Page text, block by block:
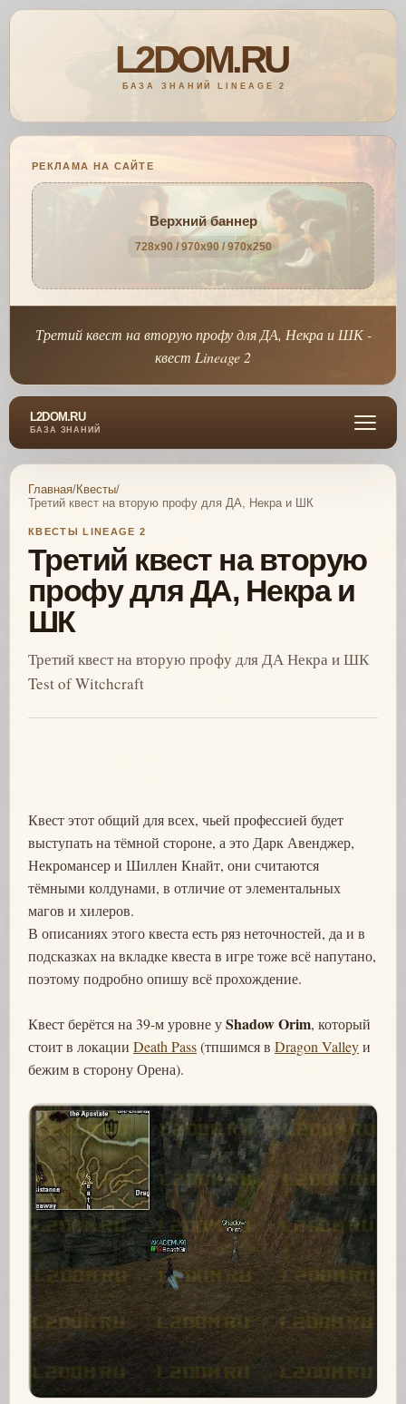
РЕКЛАМА НА САЙТЕ
Верхний баннер
728x90 / 970x90 / 970x250
Третий квест на вторую профу для ДА, Некра и ШК -
квест Lineage 2
L2DOM.RU
БАЗА ЗНАНИЙ
Главная/Квесты/
Третий квест на вторую профу для ДА, Некра и ШК
КВЕСТЫ LINEAGE 2
Третий квест на вторую
профу для ДА, Некра и
ШК
Третий квест на вторую профу для ДА Некра и ШК
Test of Witchcraft
Квест этот общий для всех, чьей профессией будет
выступать на тёмной стороне, а это Дарк Авенджер,
Некромансер и Шиллен Кнайт, они считаются
тёмными колдунами, в отличие от элементальных
магов и хилеров.
В описаниях этого квеста есть ряз неточностей, да и в
подсказках на вкладке квеста в игре тоже всё напутано,
поэтому подробно опишу всё прохождение.
Квест берётся на 39-м уровне уShadow Orim, который
стоит в локации Death Pass(тпшимся в Dragon Valleyи
бежим в сторону Орена).